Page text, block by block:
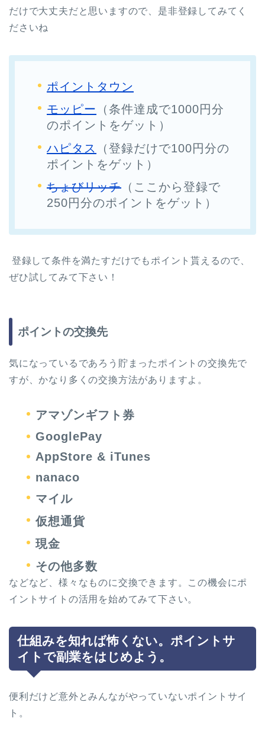
だけで大丈夫だと思いますので、是非登録してみてく
ださいね
ポイントタウン
モッピー （条件達成で1000円分
のポイントをゲット）
ハピタス
（登録だけで100円分の
ポイントをゲット）
ちょびリッチ （ここから登録で
250円分のポイントをゲット）
登録して条件を満たすだけでもポイント貰えるので、
ぜひ試してみて下さい！
ポイントの交換先
気になっているであろう貯まったポイントの交換先で
すが、かなり多くの交換方法がありますよ。
アマゾンギフト券
GooglePay
AppStore & iTunes
nanaco
マイル
仮想通貨
現金
その他多数
などなど、様々なものに交換できます。この機会にポ
イントサイトの活用を始めてみて下さい。
仕組みを知れば怖くない。ポイントサ
イトで副業をはじめよう。
便利だけど意外とみんながやっていないポイントサイ
ト。